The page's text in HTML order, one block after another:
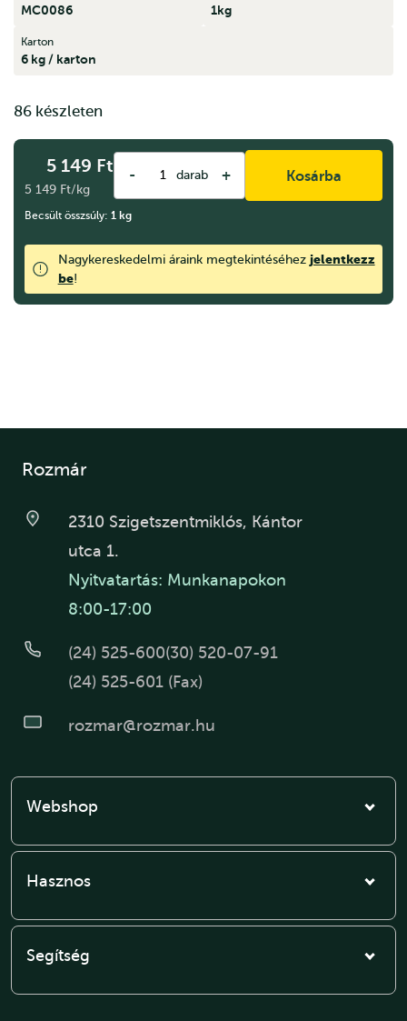
MC0086 1kg
Karton
6 kg / karton
86 készleten
5 149 Ft
5 149 Ft/kg
- darab + Kosárba
Becsült összsúly: 1 kg
Nagykereskedelmi áraink megtekintéséhez jelentkezz
be!
Rozmár
2310 Szigetszentmiklós, Kántor
utca 1.
Nyitvatartás: Munkanapokon
8:00-17:00
(24) 525-600(30) 520-07-91
(24) 525-601 (Fax)
rozmar@rozmar.hu
Webshop
Hasznos
Segítség